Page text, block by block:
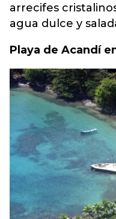
arrecifes
agua dulce y
Playa de Acandí